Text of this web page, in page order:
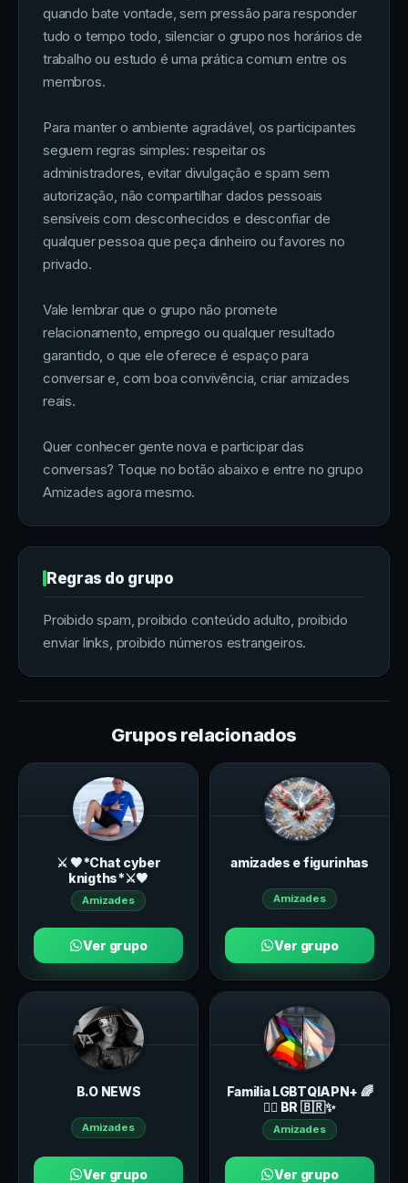
quando bate vontade, sem pressão para responder
tudo o tempo todo, silenciar o grupo nos horários de
trabalho ou estudo é uma prática comum entre os
membros.
Para manter o ambiente agradável, os participantes
seguem regras simples: respeitar os
administradores, evitar divulgação e spam sem
autorização, não compartilhar dados pessoais
sensíveis com desconhecidos e desconfiar de
qualquer pessoa que peça dinheiro ou favores no
privado.
Vale lembrar que o grupo não promete
relacionamento, emprego ou qualquer resultado
garantido, o que ele oferece é espaço para
conversar e, com boa convivência, criar amizades
reais.
Quer conhecer gente nova e participar das
conversas? Toque no botão abaixo e entre no grupo
Amizades agora mesmo.
Regras do grupo
Proibido spam, proibido conteúdo adulto, proibido
enviar links, proibido números estrangeiros.
Grupos relacionados
⚔️ 🖤*Chat cyber
knigths*⚔️🖤
Amizades
Ver grupo
amizades e figurinhas
Amizades
Ver grupo
B.O NEWS
Amizades
Ver grupo
Familia LGBTQIAPN+ 🌈
🏳️‍🌈 BR 🇧🇷✨️
Amizades
Ver grupo